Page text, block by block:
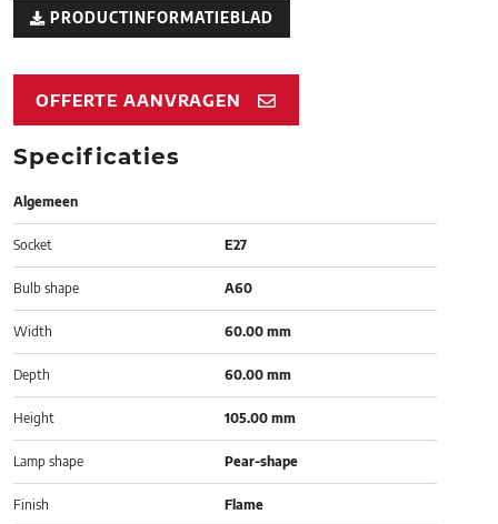
PRODUCTINFORMATIEBLAD
OFFERTE AANVRAGEN
Specificaties
Algemeen
Socket E27
Bulb shape A60
Width 60.00 mm
Depth 60.00 mm
Height 105.00 mm
Lamp shape Pear-shape
Finish Flame